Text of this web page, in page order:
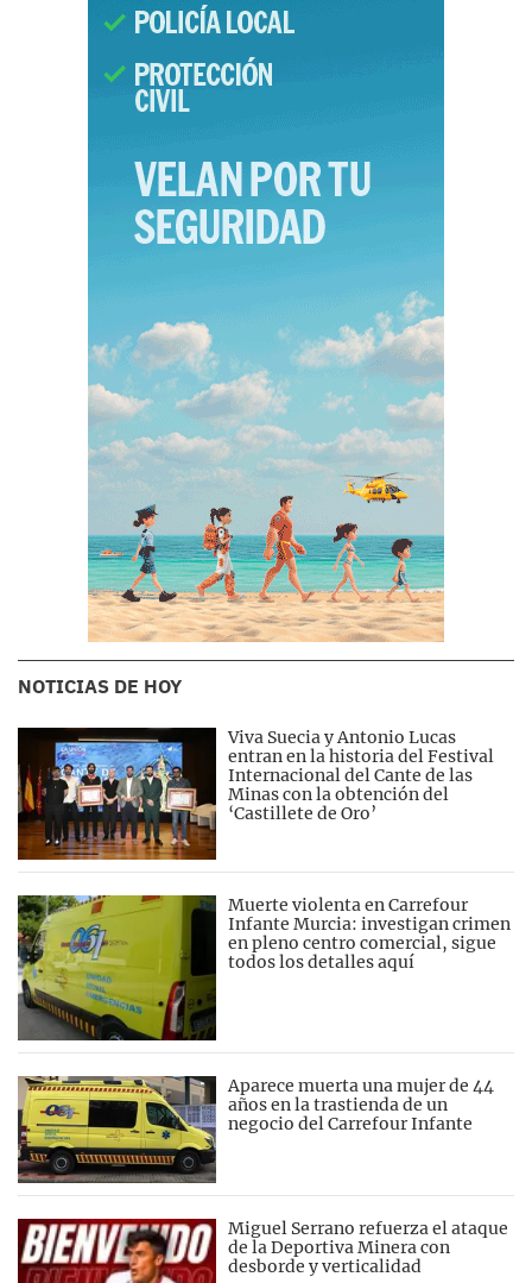
NOTICIAS DE HOY
Viva Suecia y Antonio Lucas
entran en la historia del Festival
Internacional del Cante de las
Minas con la obtención del
‘Castillete de Oro’
Muerte violenta en Carrefour
Infante Murcia: investigan crimen
en pleno centro comercial, sigue
todos los detalles aquí
Aparece muerta una mujer de 44
años en la trastienda de un
negocio del Carrefour Infante
Miguel Serrano refuerza el ataque
de la Deportiva Minera con
desborde y verticalidad